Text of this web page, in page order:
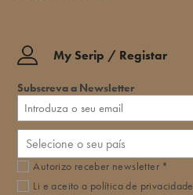
My Serip / Registar
Subscreva a Newsletter
Selecione o seu país
Autorizo receber newsletter *
Li e aceito a política de privacidade